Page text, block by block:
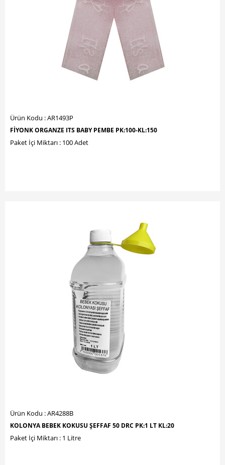
Ürün Kodu : AR1493P
FİYONK ORGANZE ITS BABY PEMBE PK:100-KL:150
Paket İçi Miktarı : 100 Adet
Ürün Kodu : AR4288B
KOLONYA BEBEK KOKUSU ŞEFFAF 50 DRC PK:1 LT KL:20
Paket İçi Miktarı : 1 Litre